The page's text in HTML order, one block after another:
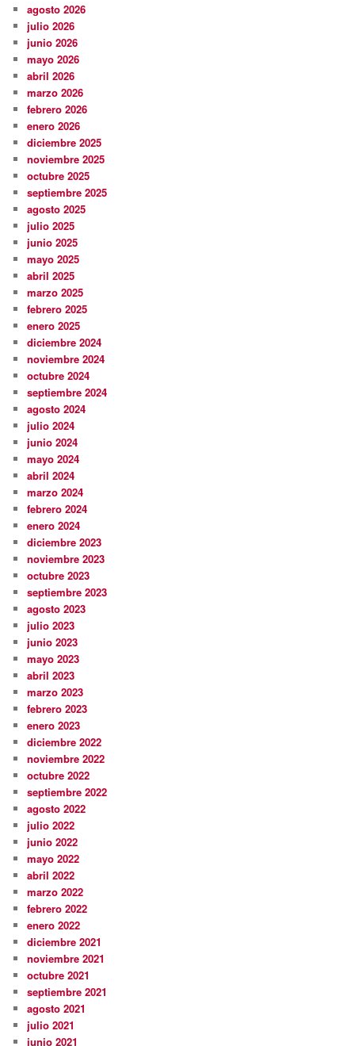
agosto 2026
julio 2026
junio 2026
mayo 2026
abril 2026
marzo 2026
febrero 2026
enero 2026
diciembre 2025
noviembre 2025
octubre 2025
septiembre 2025
agosto 2025
julio 2025
junio 2025
mayo 2025
abril 2025
marzo 2025
febrero 2025
enero 2025
diciembre 2024
noviembre 2024
octubre 2024
septiembre 2024
agosto 2024
julio 2024
junio 2024
mayo 2024
abril 2024
marzo 2024
febrero 2024
enero 2024
diciembre 2023
noviembre 2023
octubre 2023
septiembre 2023
agosto 2023
julio 2023
junio 2023
mayo 2023
abril 2023
marzo 2023
febrero 2023
enero 2023
diciembre 2022
noviembre 2022
octubre 2022
septiembre 2022
agosto 2022
julio 2022
junio 2022
mayo 2022
abril 2022
marzo 2022
febrero 2022
enero 2022
diciembre 2021
noviembre 2021
octubre 2021
septiembre 2021
agosto 2021
julio 2021
junio 2021